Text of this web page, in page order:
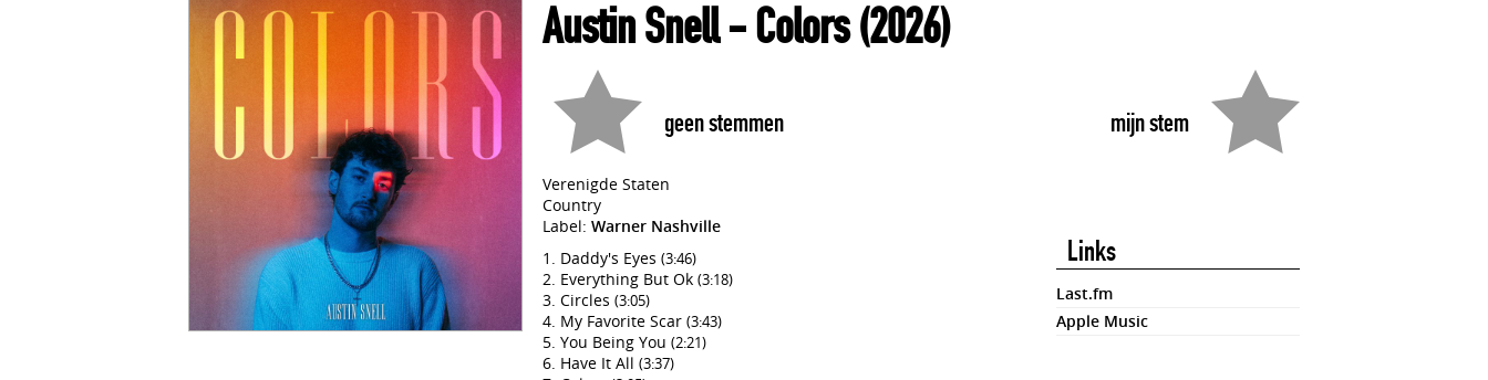
Austin Snell- Colors(2026)
mijn stem
geen stemmen
Verenigde Staten
Country
Label: Warner Nashville
Daddy's Eyes (3:46)
Everything But Ok (3:18)
Circles (3:05)
My Favorite Scar (3:43)
You Being You (2:21)
Have It All (3:37)
Links
Last.fm
Apple Music